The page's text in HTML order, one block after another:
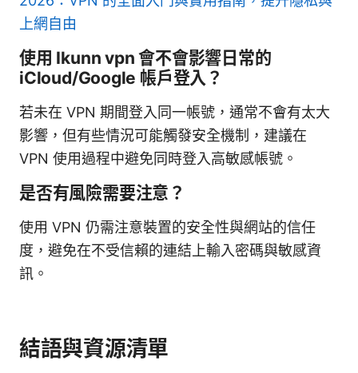
上網自由
使用 Ikunn vpn 會不會影響日常的
iCloud/Google 帳戶登入？
若未在 VPN 期間登入同一帳號，通常不會有太大
影響，但有些情況可能觸發安全機制，建議在
VPN 使用過程中避免同時登入高敏感帳號。
是否有風險需要注意？
使用 VPN 仍需注意裝置的安全性與網站的信任
度，避免在不受信賴的連結上輸入密碼與敏感資
訊。
結語與資源清單